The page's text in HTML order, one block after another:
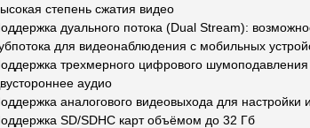
степень сжатия видео
дуального потока (Dual Stream):
для видеонаблюдения с мобильных
трехмерного цифрового шумоподавления
аудио
аналогового видеовыхода для настройки
SD/SDHC карт объёмом до 32 Гб